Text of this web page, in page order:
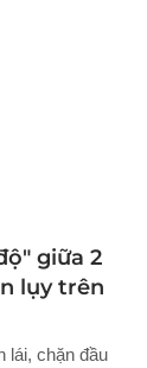
giữa 2
lụy trên
lái, chặn đầu